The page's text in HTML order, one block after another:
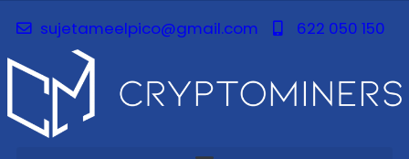
sujetameelpico@gmail.com 622 050 150